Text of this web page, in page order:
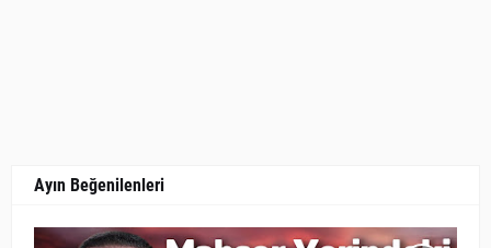
Ayın Beğenilenleri